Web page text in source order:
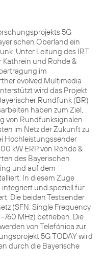
5G
Oberland ein
Unter Leitung des IRT
und Rohde &
im
evolved Multimedia
wird das Projekt
Rundfunk (BR)
haben zum Ziel,
von Rundfunksignalen
im Netz der Zukunft zu
Hochleistungssender
kW ERP von Rohde &
des Bayerischen
und auf dem
In diesem Zuge
und speziell für
Die beiden Testsender
(SFN: Single Frequency
MHz) betrieben. Die
von Telefónica zur
5G TODAY wird
durch die Bayerische